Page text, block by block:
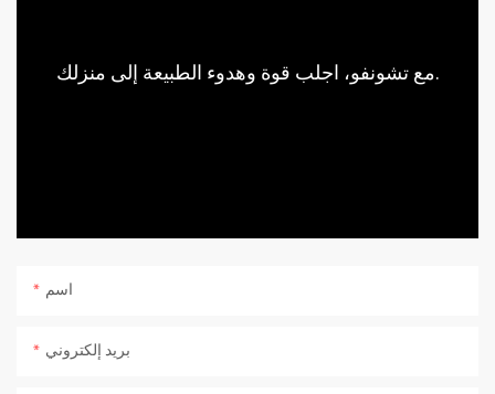
مع تشونفو، اجلب قوة وهدوء الطبيعة إلى منزلك.
اسم
بريد إلكتروني